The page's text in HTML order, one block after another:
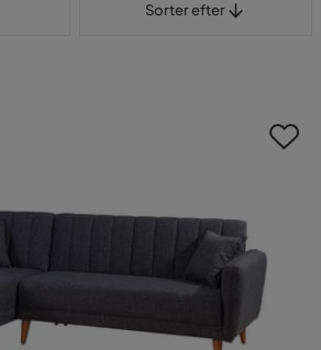
Sorter efter